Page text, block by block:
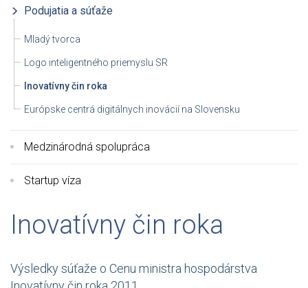
Podujatia a súťaže
Mladý tvorca
Logo inteligentného priemyslu SR
Inovatívny čin roka
Európske centrá digitálnych inovácií na Slovensku
Medzinárodná spolupráca
Startup víza
Inovatívny čin roka
Výsledky súťaže o Cenu ministra hospodárstva